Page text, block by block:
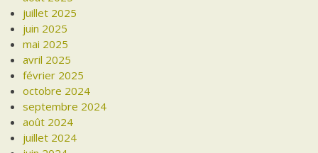
juillet 2025
juin 2025
mai 2025
avril 2025
février 2025
octobre 2024
septembre 2024
août 2024
juillet 2024